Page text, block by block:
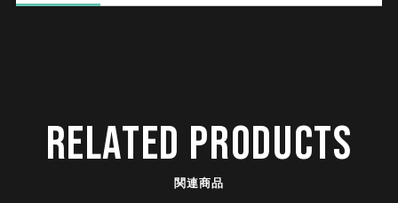
RELATED PRODUCTS
関連商品